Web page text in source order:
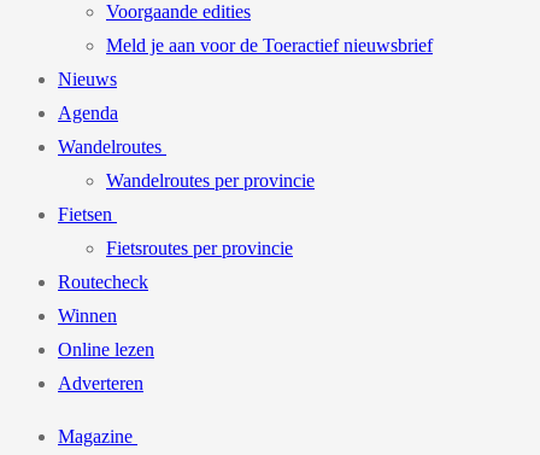
Voorgaande edities
Meld je aan voor de Toeractief nieuwsbrief
Nieuws
Agenda
Wandelroutes
Wandelroutes per provincie
Fietsen
Fietsroutes per provincie
Routecheck
Winnen
Online lezen
Adverteren
Magazine